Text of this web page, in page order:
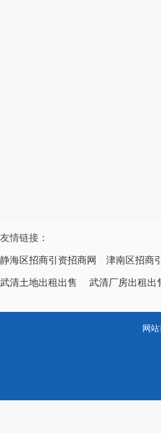
友情链接：
静海区招商引资招商网 津南区招商
武清土地出租出售 武清厂房出租出
网